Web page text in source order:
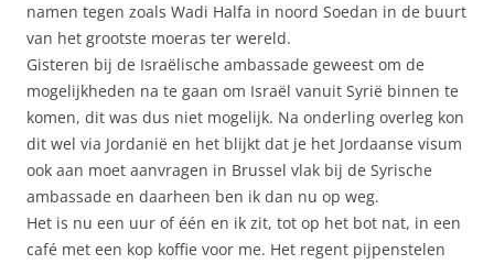
namen tegen zoals Wadi Halfa in noord Soedan in de buurt
van het grootste moeras ter wereld.
Gisteren bij de Israëlische ambassade geweest om de
mogelijkheden na te gaan om Israël vanuit Syrië binnen te
komen, dit was dus niet mogelijk. Na onderling overleg kon
dit wel via Jordanië en het blijkt dat je het Jordaanse visum
ook aan moet aanvragen in Brussel vlak bij de Syrische
ambassade en daarheen ben ik dan nu op weg.
Het is nu een uur of één en ik zit, tot op het bot nat, in een
café met een kop koffie voor me. Het regent pijpenstelen